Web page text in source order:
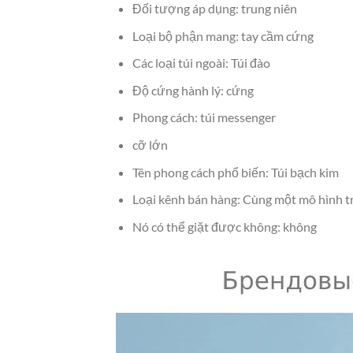
Đối tượng áp dụng: trung niên
Loại bộ phận mang: tay cầm cứng
Các loại túi ngoài: Túi đào
Độ cứng hành lý: cứng
Phong cách: túi messenger
cỡ lớn
Tên phong cách phổ biến: Túi bạch kim
Loại kênh bán hàng: Cùng một mô hình
Nó có thể giặt được không: không